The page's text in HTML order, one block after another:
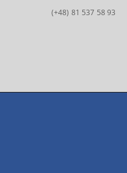
(+48) 81 537 58 93